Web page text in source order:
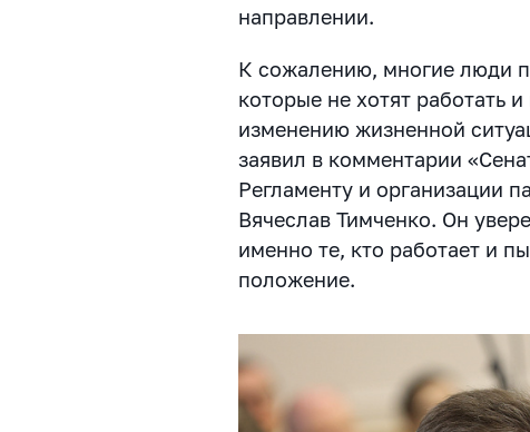
направлении.
К сожалению, многие люди
которые не хотят работать
изменению жизненной
заявил в комментарии
Регламенту и организации
Вячеслав Тимченко. Он
именно те, кто работает и
положение.